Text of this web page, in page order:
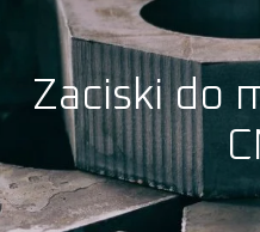
Zaciski do